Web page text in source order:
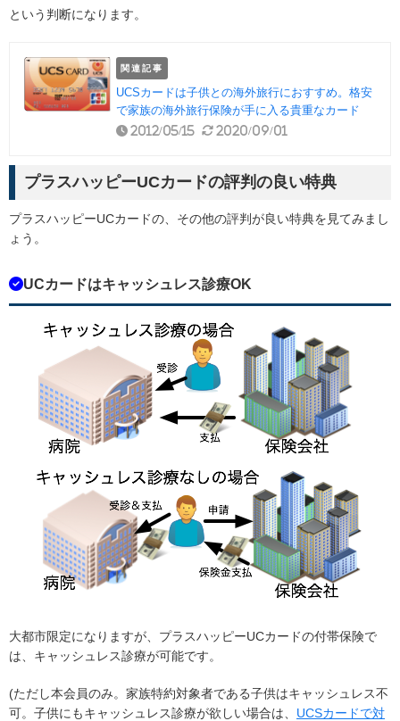
という判断になります。
関連記事
UCSカードは子供との海外旅行におすすめ。格安
で家族の海外旅行保険が手に入る貴重なカード
2012/05/15 2020/09/01
プラスハッピーUCカードの評判の良い特典
プラスハッピーUCカードの、その他の評判が良い特典を見てみまし
ょう。
UCカードはキャッシュレス診療OK
大都市限定になりますが、プラスハッピーUCカードの付帯保険で
は、キャッシュレス診療が可能です。
(ただし本会員のみ。家族特約対象者である子供はキャッシュレス不
可。子供にもキャッシュレス診療が欲しい場合は、 UCSカードで対